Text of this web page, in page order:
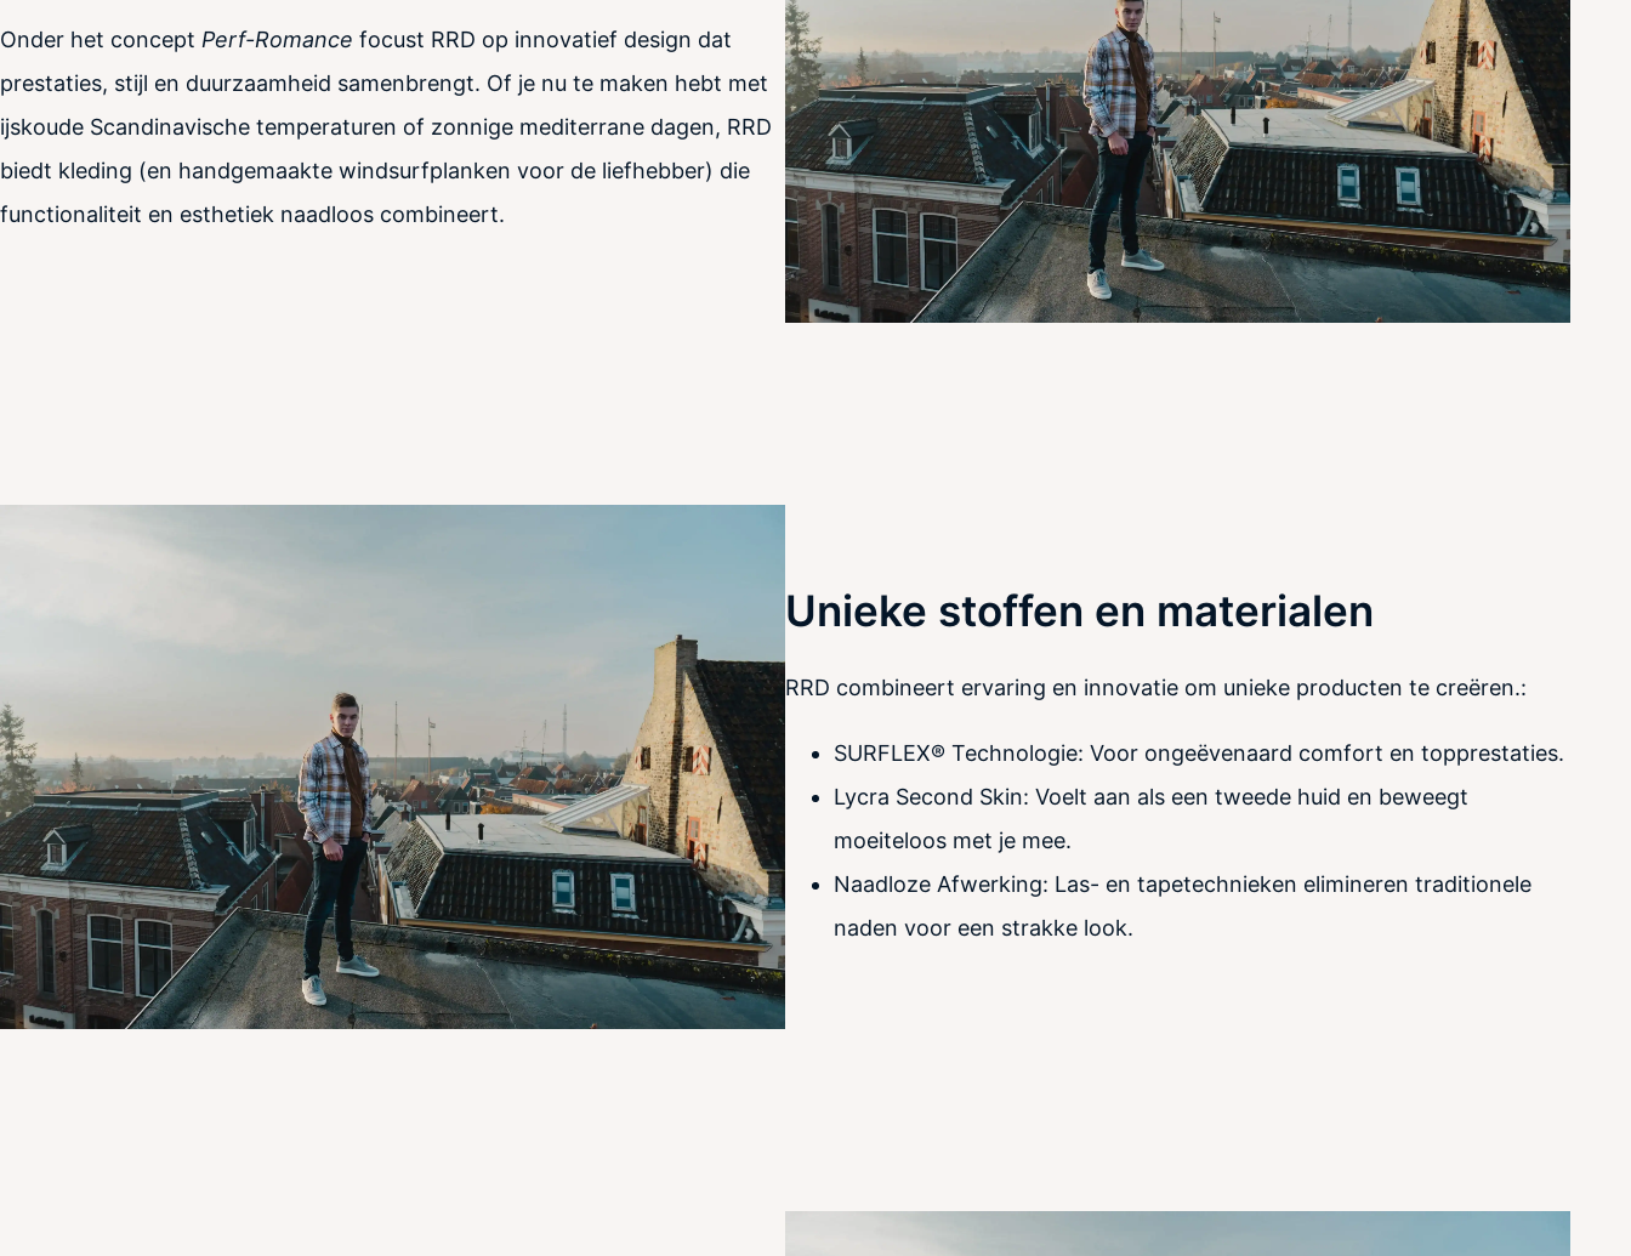
Onder het concept Perf-Romance focust RRD op innovatief design dat
prestaties, stijl en duurzaamheid samenbrengt. Of je nu te maken hebt met
ijskoude Scandinavische temperaturen of zonnige mediterrane dagen, RRD
biedt kleding (en handgemaakte windsurfplanken voor de liefhebber) die
functionaliteit en esthetiek naadloos combineert.
Unieke stoffen en materialen
RRD combineert ervaring en innovatie om unieke producten te creëren.:
SURFLEX® Technologie: Voor ongeëvenaard comfort en topprestaties.
Lycra Second Skin: Voelt aan als een tweede huid en beweegt
moeiteloos met je mee.
Naadloze Afwerking: Las- en tapetechnieken elimineren traditionele
naden voor een strakke look.